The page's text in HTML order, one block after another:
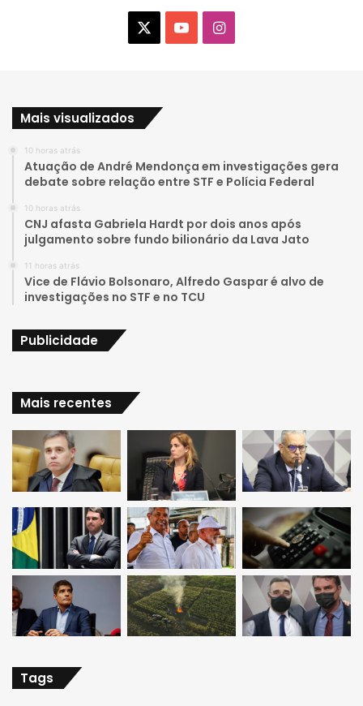
b
e
I
a
g
r
m
Mais visualizados
10 horas atrás
Atuação de André Mendonça em investigações gera
debate sobre relação entre STF e Polícia Federal
10 horas atrás
CNJ afasta Gabriela Hardt por dois anos após
julgamento sobre fundo bilionário da Lava Jato
11 horas atrás
Vice de Flávio Bolsonaro, Alfredo Gaspar é alvo de
investigações no STF e no TCU
Publicidade
Mais recentes
Tags